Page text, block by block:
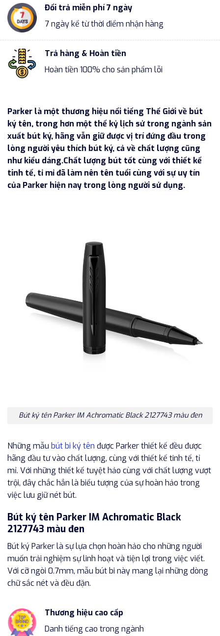
Đổi trả miễn phí 7 ngày
7 ngày kể từ thời điểm nhận hàng
Trả hàng & Hoàn tiền
Hoàn tiền 100% cho sản phẩm lỗi
Parker là một thương hiệu nổi tiếng Thế Giới về bút
ký tên, trong hơn một thế kỷ lịch sử trong ngành sản
xuất bút ký, hãng vẫn giữ được vị trí đứng đầu trong
lòng người yêu thích bút ký, cả về chất lượng cũng
như kiểu dáng.Chất lượng bút tốt cùng với thiết kế
tinh tế, tỉ mỉ đã làm nên tên tuổi cùng với sự uy tín
của Parker hiện nay trong lòng người sử dụng.
Bút ký tên Parker IM Achromatic Black 2127743 màu đen
Những mẫu bút bi ký tên được Parker thiết kế đều được
hãng đầu tư vào chất lượng, cùng với thiết kế tinh tế, tỉ
mỉ. Với những thiết kế tuyệt hảo cùng với chất lượng vượt
trội, đây chắc hẳn là biểu tượng của sự hoàn hảo trong
việc lưu giữ nét bút.
Bút ký tên Parker IM Achromatic Black
2127743 màu đen
Bút ký Parker là sự lựa chọn hoàn hảo cho những người
muốn trải nghiệm sự linh hoạt và tiện lợi trong việc viết.
Với cỡ ngòi 0.7mm, mẫu bút bi này mang lại những dòng
chữ sắc nét và đều đặn.
Thương hiệu cao cấp
Danh tiếng cao trong ngành